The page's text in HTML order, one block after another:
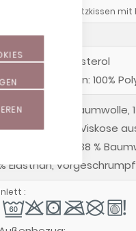
Orthopädisches Sitzkissen
100% Polysterol
Schaumstoffkern: 100%
aus 87% Baumwolle,
aus 57 % Viskose
Bambusfasern, 38 %
% Elasthan,
Inlett :